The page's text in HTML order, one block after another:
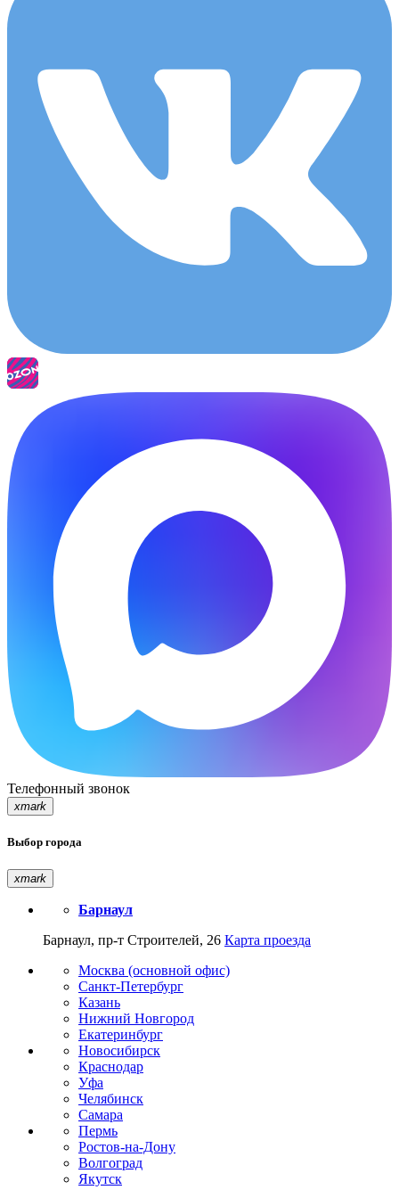
Телефонный звонок
xmark
Выбор города
xmark
Барнаул
Барнаул, пр-т Строителей, 26 Карта проезда
Москва (основной офис)
Санкт-Петербург
Казань
Нижний Новгород
Екатеринбург
Новосибирск
Краснодар
Уфа
Челябинск
Самара
Пермь
Ростов-на-Дону
Волгоград
Якутск